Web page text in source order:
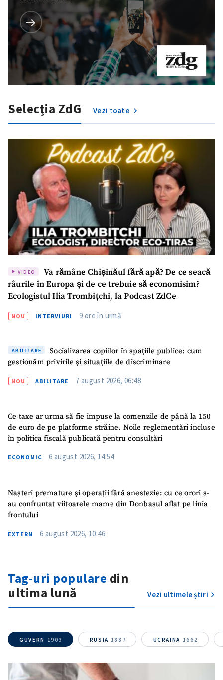
Selecția ZdG Vezi toate
VIDEO
Va rămâne Chișinăul fără apă? De ce seacă
râurile în Europa și de ce trebuie să economisim?
Ecologistul Ilia Trombițchi, la Podcast ZdCe
NOU INTERVIURI 9 ore în urmă
ABILITARE
Socializarea copiilor în spațiile publice: cum
gestionăm privirile și situațiile de discriminare
NOU ABILITARE 7 august 2026, 06:48
Ce taxe ar urma să fie impuse la comenzile de până la 150
de euro de pe platforme străine. Noile reglementări incluse
în politica fiscală publicată pentru consultări
ECONOMIC 6 august 2026, 14:54
Nașteri premature și operații fără anestezie: cu ce orori s-
au confruntat viitoarele mame din Donbasul aflat pe linia
frontului
EXTERN 6 august 2026, 10:46
Tag-uri populare din
ultima lună
Vezi ultimele știri
GUVERN 1903 RUSIA 1887 UCRAINA 1662
Titlu știre+ Adaugă titlu
Link media
+ Link media